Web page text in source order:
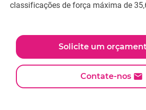
classificações de força máxima de
Solicite um
Contate-nos